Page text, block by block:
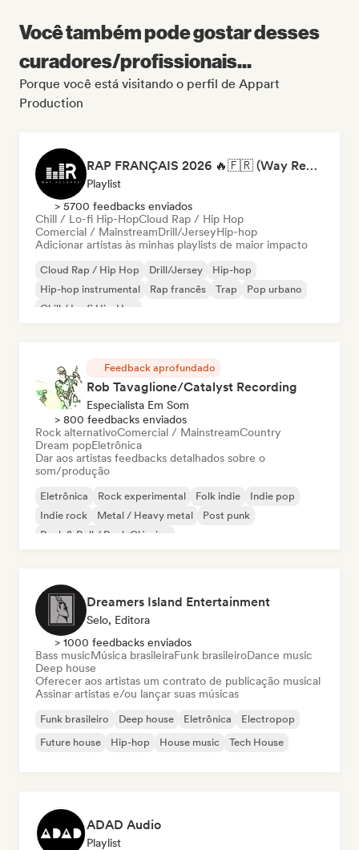
Você também pode gostar desses
curadores/profissionais...
Porque você está visitando o perfil de Appart
Production
RAP FRANÇAIS 2026 🔥🇫🇷 (Way Records)
Playlist
> 5700 feedbacks enviados
Chill / Lo-fi Hip-HopCloud Rap / Hip Hop
Comercial / MainstreamDrill/JerseyHip-hop
Adicionar artistas às minhas playlists de maior impacto
Cloud Rap / Hip Hop Drill/Jersey
Hip-hop
Hip-hop instrumental
Rap francês Trap
Pop urbano
Chill / Lo-fi Hip-Hop
Feedback aprofundado
Rob Tavaglione/Catalyst Recording
Especialista Em Som
> 800 feedbacks enviados
Rock alternativoComercial / MainstreamCountry
Dream popEletrônica
Dar aos artistas feedbacks detalhados sobre o
som/produção
Eletrônica Rock experimental Folk indie
Indie pop
Indie rock
Metal / Heavy metal
Post punk
Rock & Roll / Rock Clássico
Dreamers Island Entertainment
Selo, Editora
> 1000 feedbacks enviados
Bass musicMúsica brasileiraFunk brasileiroDance music
Deep house
Oferecer aos artistas um contrato de publicação musical
Assinar artistas e/ou lançar suas músicas
Funk brasileiro Deep house Eletrônica
Electropop
Future house
Hip-hop House music Tech House
ADAD Audio
Playlist